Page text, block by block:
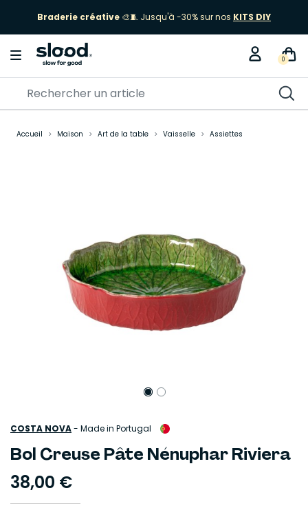
Braderie créative 🎨🧵 Jusqu'à -30% sur nos KITS DIY
0
Accueil Maison Art de la table Vaisselle Assiettes
COSTA NOVA- Made in Portugal
Bol Creuse Pâte Nénuphar Riviera
38,00 €